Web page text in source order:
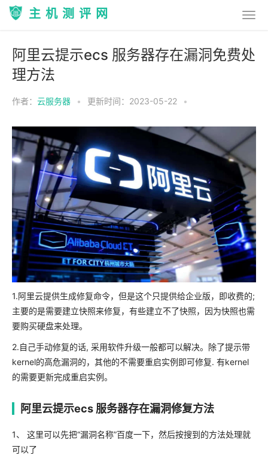
主机测评网
阿里云提示ecs 服务器存在漏洞免费处
理方法
作者： 云服务器 • 更新时间：2023-05-22 •
1.阿里云提供生成修复命令，但是这个只提供给企业版，即收费的;
主要的是需要建立快照来修复，有些建立不了快照，因为快照也需
要购买硬盘来处理。
2.自己手动修复的话, 采用软件升级一般都可以解决。除了提示带
kernel的高危漏洞的，其他的不需要重启实例即可修复. 有kernel
的需要更新完成重启实例。
阿里云提示ecs 服务器存在漏洞修复方法
1、 这里可以先把“漏洞名称”百度一下，然后按搜到的方法处理就
可以了